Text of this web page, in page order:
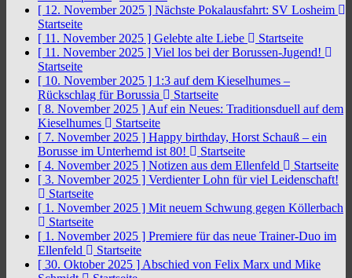
[ 12. November 2025 ] Nächste Pokalausfahrt: SV Losheim
Startseite
[ 11. November 2025 ] Gelebte alte Liebe
Startseite
[ 11. November 2025 ] Viel los bei der Borussen-Jugend!
Startseite
[ 10. November 2025 ] 1:3 auf dem Kieselhumes –
Rückschlag für Borussia
Startseite
[ 8. November 2025 ] Auf ein Neues: Traditionsduell auf dem
Kieselhumes
Startseite
[ 7. November 2025 ] Happy birthday, Horst Schauß – ein
Borusse im Unterhemd ist 80!
Startseite
[ 4. November 2025 ] Notizen aus dem Ellenfeld
Startseite
[ 3. November 2025 ] Verdienter Lohn für viel Leidenschaft!
Startseite
[ 1. November 2025 ] Mit neuem Schwung gegen Köllerbach
Startseite
[ 1. November 2025 ] Premiere für das neue Trainer-Duo im
Ellenfeld
Startseite
[ 30. Oktober 2025 ] Abschied von Felix Marx und Mike